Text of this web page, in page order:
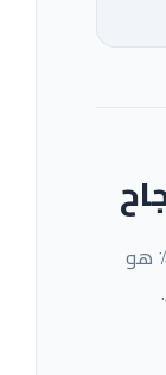
الفرق بين 15٪ ونسبة استرجاع 35٪ هو